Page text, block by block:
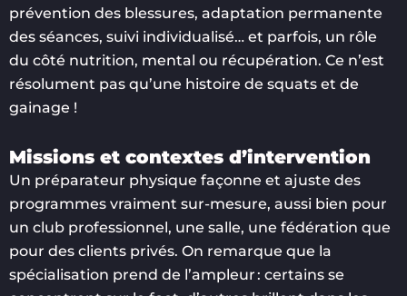
prévention des blessures, adaptation permanente
des séances, suivi individualisé… et parfois, un rôle
du côté nutrition, mental ou récupération. Ce n’est
résolument pas qu’une histoire de squats et de
gainage !
Missions et contextes d’intervention
Un préparateur physique façonne et ajuste des
programmes vraiment sur-mesure, aussi bien pour
un club professionnel, une salle, une fédération que
pour des clients privés. On remarque que la
spécialisation prend de l’ampleur : certains se